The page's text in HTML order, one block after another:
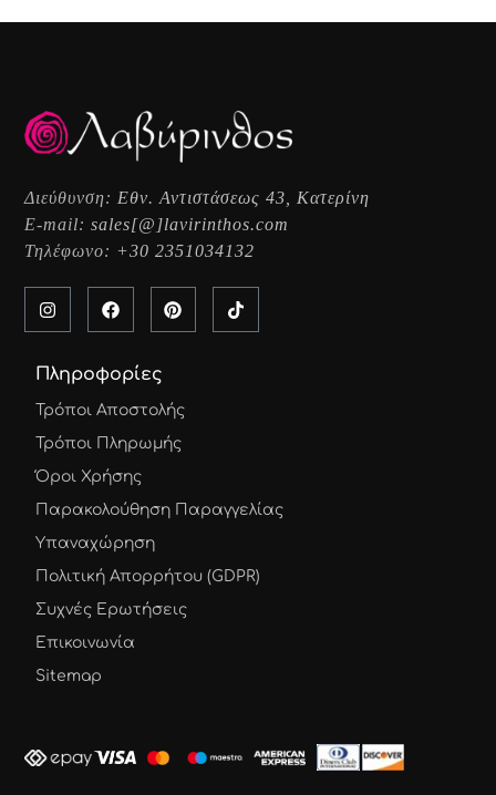
Διεύθυνση: Εθν. Αντιστάσεως 43, Κατερίνη
E-mail:sales[@]lavirinthos.com
Τηλέφωνο: +30 2351034132
Πληροφορίες
Τρόποι Αποστολής
Τρόποι Πληρωμής
Όροι Χρήσης
Παρακολούθηση Παραγγελίας
Υπαναχώρηση
Πολιτική Απορρήτου (GDPR)
Συχνές Ερωτήσεις
Επικοινωνία
Sitemap